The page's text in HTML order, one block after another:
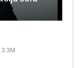
3.3M